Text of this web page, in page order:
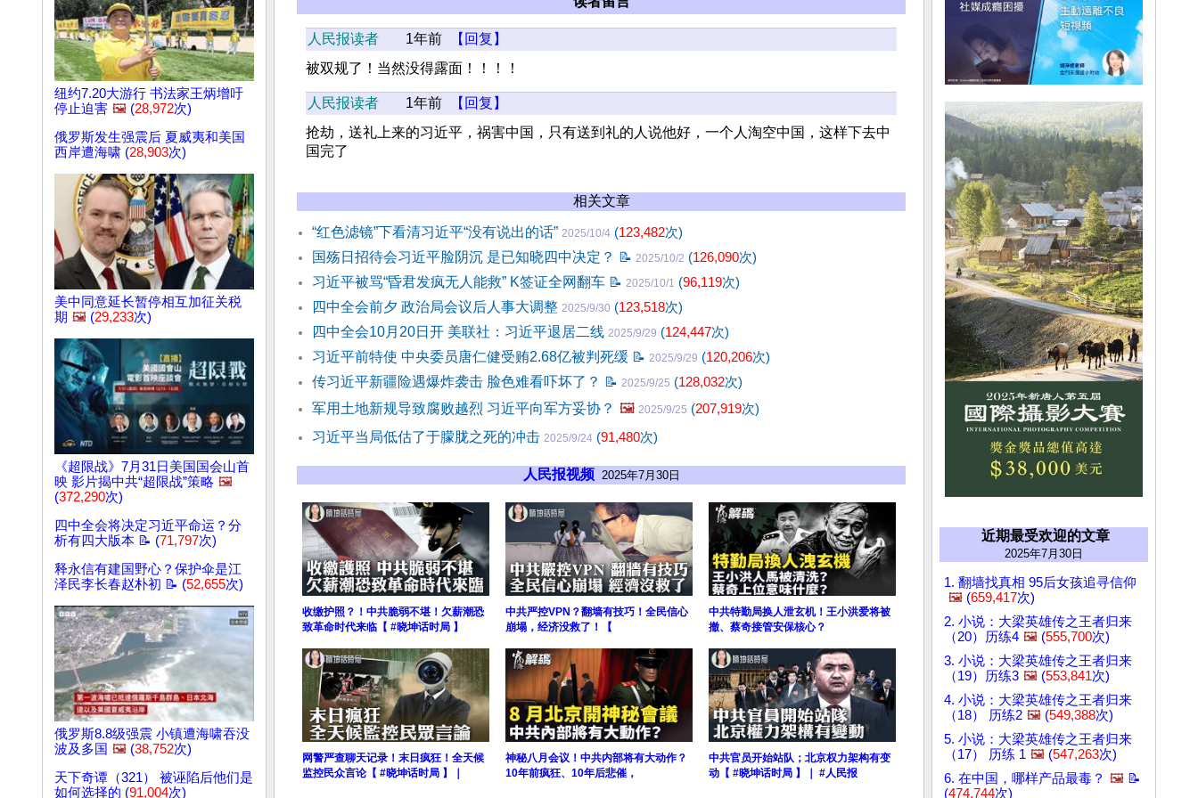
纽约7.20大游行 书法家王炳增吁
停止迫害 🖼️ (28,972次)
俄罗斯发生强震后 夏威夷和美国
西岸遭海啸 (28,903次)
美中同意延长暂停相互加征关税
期 🖼️ (29,233次)
《超限战》7月31日美国国会山首
映 影片揭中共“超限战”策略 🖼️
(372,290次)
四中全会将决定习近平命运？分
析有四大版本 📝 (71,797次)
释永信有建国野心？保护伞是江
泽民李长春赵朴初 📝 (52,655次)
俄罗斯8.8级强震 小镇遭海啸吞没
波及多国 🖼️ (38,752次)
天下奇谭（321） 被诬陷后他们是
如何选择的 (91,004次)
人民报读者 1年前
【回复】
被双规了！当然没得露面！！！！
人民报读者 1年前
【回复】
抢劫，送礼上来的习近平，祸害中国，只有送到礼的人说他好，一个人淘空中国，这样下去中
国完了
相关文章
“红色滤镜”下看清习近平“没有说出的话” 2025/10/4 (123,482次)
国殇日招待会习近平脸阴沉 是已知晓四中决定？ 📝 2025/10/2 (126,090次)
习近平被骂“昏君发疯无人能救” K签证全网翻车 📝 2025/10/1 (96,119次)
四中全会前夕 政治局会议后人事大调整 2025/9/30 (123,518次)
四中全会10月20日开 美联社：习近平退居二线 2025/9/29 (124,447次)
习近平前特使 中央委员唐仁健受贿2.68亿被判死缓 📝 2025/9/29 (120,206次)
传习近平新疆险遇爆炸袭击 脸色难看吓坏了？ 📝 2025/9/25 (128,032次)
军用土地新规导致腐败越烈 习近平向军方妥协？ 🖼️ 2025/9/25 (207,919次)
习近平当局低估了于朦胧之死的冲击 2025/9/24 (91,480次)
人民报视频 2025年7月30日
收缴护照？！中共脆弱不堪！欠薪潮恐
致革命时代来临【 #晓坤话时局 】
中共严控VPN？翻墙有技巧！全民信心
崩塌，经济没救了！【
中共特勤局换人泄玄机！王小洪爱将被
撤、蔡奇接管安保核心？
网警严查聊天记录！末日疯狂！全天候
监控民众言论【 #晓坤话时局 】｜
神秘八月会议！中共内部将有大动作？
10年前疯狂、10年后悲催，
中共官员开始站队；北京权力架构有变
动【 #晓坤话时局 】｜ #人民报
近期最受欢迎的文章
2025年7月30日
1. 翻墙找真相 95后女孩追寻信仰
🖼️ (659,417次)
2. 小说：大梁英雄传之王者归来
（20）历练4 🖼️ (555,700次)
3. 小说：大梁英雄传之王者归来
（19）历练3 🖼️ (553,841次)
4. 小说：大梁英雄传之王者归来
（18） 历练2 🖼️ (549,388次)
5. 小说：大梁英雄传之王者归来
（17） 历练 1 🖼️ (547,263次)
6. 在中国，哪样产品最毒？ 🖼️ 📝
(474,744次)